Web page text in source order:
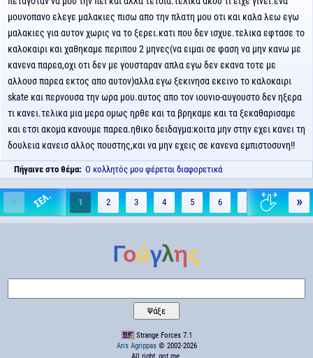
μουνοπανο ελεγε μαλακιες πισω απο την πλατη μου οτι και καλα λεω εγω
μαλακιες για αυτον χωρις να το ξερει.κατι που δεν ισχυε.τελικα εφτασε το
καλοκαιρι και χαθηκαμε περιπου 2 μηνες(να ειμαι σε φαση να μην κανω με
κανενα παρεα,οχι οτι δεν με γουσταραν απλα εγω δεν εκανα τοτε με
αλλουσ παρεα εκτος απο αυτον)αλλα εγω ξεκινησα εκεινο το καλοκαιρι
skate και περνουσα την ωρα μου.αυτος απο τον ιουνιο-αυγουστο δεν ηξερα
τι κανει.τελικα μια μερα ομως ηρθε και τα βρηκαμε και τα ξεκαθαρισαμε
και ετσι ακομα κανουμε παρεα.ηθικο δειδαγμα:κοιτα μην στην εχει κανει τη
δουλεια κανεισ αλλος πουστης,και να μην εχεις σε κανενα εμπιστοσυνη!!
Πήγαινε στο θέμα: Ο κολλητός μου φέρεται διαφορετικά
1 2 3 4 5 6 7 8 9
»
Strange Forces 7.1
Aris Agrippas© 2002-2026